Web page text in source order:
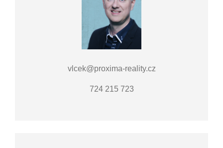
vlcek@proxima-reality.cz
724 215 723